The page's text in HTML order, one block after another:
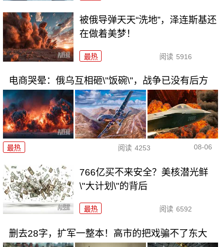
被俄导弹天天“洗地”，泽连斯基还
在做着美梦！
最热 阅读 5916
电商哭晕：俄乌互相砸\"饭碗\"，战争已没有后方
最热 阅读 4253 08-06
766亿买不来安全？美核潜光鲜
\"大计划\"的背后
最热 阅读 6592
删去28字，扩军一整本！高市的把戏骗不了东大